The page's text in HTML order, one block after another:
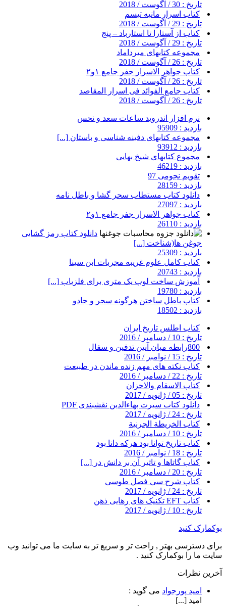
تاریخ : 30 / آگوست / 2018
کتاب اسرار مانیه تیسم
تاریخ : 29 / آگوست / 2018
کتاب از آستارا تا استارباد – پنج
تاریخ : 29 / آگوست / 2018
مجموعه کتابهای میرداماد
تاریخ : 26 / آگوست / 2018
کتاب جواهر الاسرار جفر جامع ۱و۲
تاریخ : 26 / آگوست / 2018
کتاب جامع الفوائد فی اسرار المقاصد
تاریخ : 26 / آگوست / 2018
نرم افزار اندروید ساعات سعد و نحس
بازدید : 95909
مجموعه کتابهای دفینه شناسی و باستان [...]
بازدید : 93912
مجموع کتابهای شیخ بهایی
بازدید : 46219
تقویم نجومی 97
بازدید : 28159
دانلود کتاب مستطاب سحر گشا و باطل نامه
بازدید : 27097
کتاب جواهر الاسرار جفر جامع ۱و۲
بازدید : 26110
دانلود کتاب رمز گشایی
جوغن ها(شناخت [...]
بازدید : 25309
کتاب کامل علوم غریبه مجربات ابن سینا
بازدید : 20743
آموزش ساخت لوپ یک متری برای فلزیاب [...]
بازدید : 19780
کتاب باطل ساختن هرگونه سحر و جادو
بازدید : 18502
کتاب اطلس تاریخ ایران
تاریخ : 10 / دسامبر / 2016
800رابطه میان آیین تدفین و سفال
تاریخ : 15 / نوامبر / 2016
کتاب نکته های مهم زنده ماندن در طبیعت
تاریخ : 22 / دسامبر / 2016
کتاب الاسقام والاحزان
تاریخ : 05 / ژانویه / 2017
دانلود کتاب سیرت بهاءالدین نقشبندی PDF
تاریخ : 24 / ژانویه / 2017
کتاب الخريطة الجرنية
تاریخ : 10 / دسامبر / 2016
کتاب تاریخ توانا بود هرکه دانا بود
تاریخ : 18 / نوامبر / 2016
کتاب گاتاها و تاثیر آن بر دانش در [...]
تاریخ : 20 / دسامبر / 2016
کتاب شرح سی فصل طوسی
تاریخ : 24 / ژانویه / 2017
کتاب EFT تکنیک های رهایی ذهن
تاریخ : 10 / ژانویه / 2017
بوکمارک کنید
برای دسترسی بهتر , راحت تر و سریع تر به سایت ما می توانید وب
سایت ما را بوکمارک کنید .
آخرین نظرات
امید پورجواد می گوید :
امید [...]